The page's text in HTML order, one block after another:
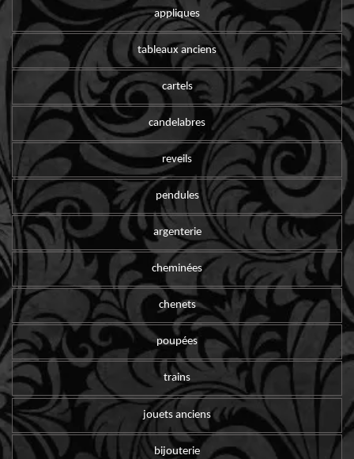
appliques
tableaux anciens
cartels
candelabres
reveils
pendules
argenterie
cheminées
chenets
poupées
trains
jouets anciens
bijouterie